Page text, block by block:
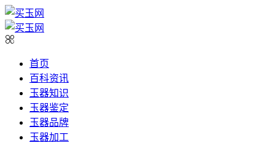
首页
百科资讯
玉器知识
玉器鉴定
玉器品牌
玉器加工